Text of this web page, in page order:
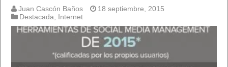
Juan Cascón Baños
18 septiembre, 2015
Destacada
Internet